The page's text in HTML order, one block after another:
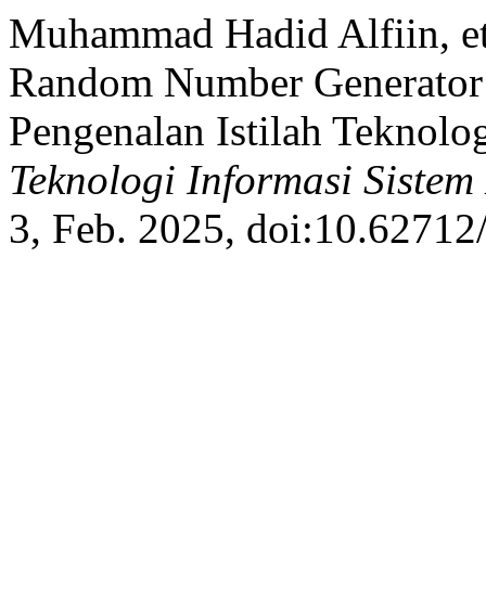
Muhammad Hadid Alfiin,
Random Number
Pengenalan Istilah
Teknologi Informasi
3, Feb. 2025,